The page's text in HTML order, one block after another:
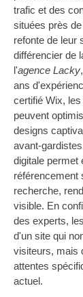
trafic et des
situées près
refonte de leur
différencier de
l'agence Lacky
ans
certifié Wix,
peuvent
designs
avant-
digitale permet
référencement
recherche,
visible. En
des experts,
d'un site qui
visiteurs, mais
attentes
actuel.